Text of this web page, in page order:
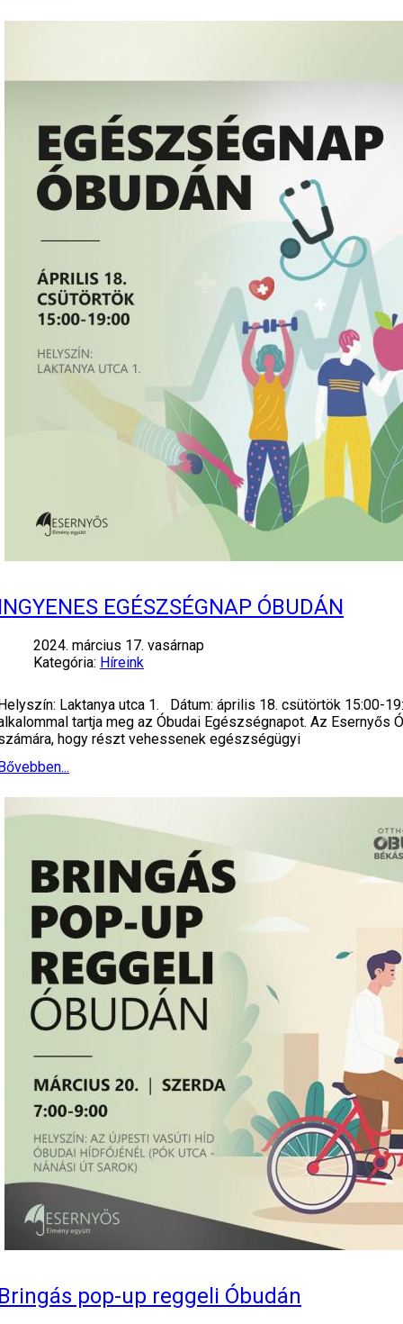
EGÉSZSÉGNAP ÓBUDÁN
2024. március 17. vasárnap
Kategória: Híreink
Laktanya utca 1. Dátum: április 18. csütörtök 15:00-
tartja meg az Óbudai Egészségnapot. Az
hogy részt vehessenek egészségügyi
pop-up reggeli Óbudán